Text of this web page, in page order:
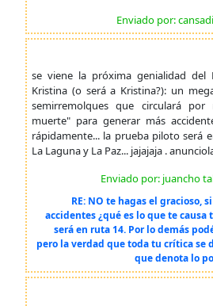
Enviado por:
se viene la próxima genialidad
Kristina (o será a Kristina?): un
semirremolques que circulará
muerte" para generar más
rápidamente... la prueba piloto será
La Laguna y La Paz... jajajaja .
Enviado por: juancho
RE: NO te hagas el gracioso,
accidentes ¿qué es lo que te causa
será en ruta 14. Por lo demás
pero la verdad que toda tu crítica se
que denota lo